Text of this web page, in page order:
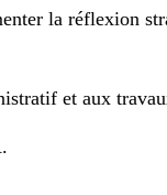
la réflexion
et aux